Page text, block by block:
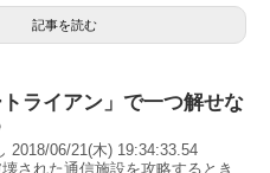
記事を読む
トライアン」で一つ解せな
2018/06/21(木) 19:34:33.54
壊された通信施設を攻略するとき